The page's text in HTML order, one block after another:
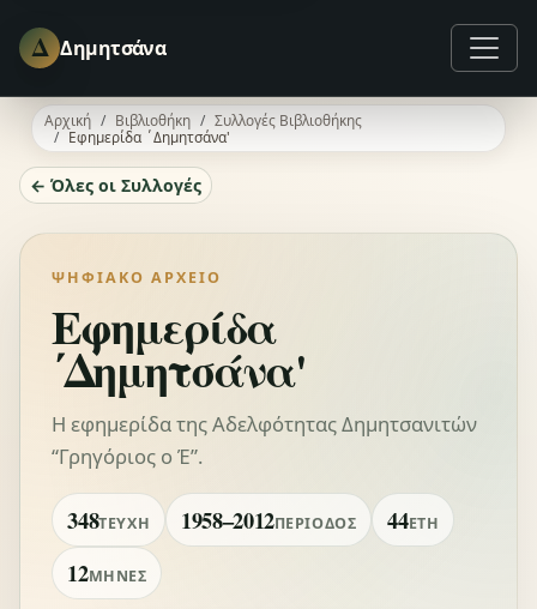
Δ Δημητσάνα
Αρχική Βιβλιοθήκη
Συλλογές Βιβλιοθήκης
Εφημερίδα ΄Δημητσάνα'
← Όλες οι Συλλογές
ΨΗΦΙΑΚΌ ΑΡΧΕΊΟ
Εφημερίδα
΄Δημητσάνα'
Η εφημερίδα της Αδελφότητας Δημητσανιτών
“Γρηγόριος ο Έ”.
348ΤΕΎΧΗ 1958–2012ΠΕΡΊΟΔΟΣ 44ΈΤΗ
12ΜΉΝΕΣ